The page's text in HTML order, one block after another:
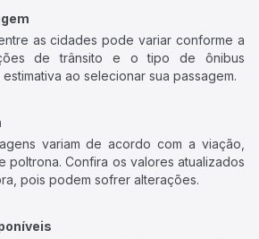
as cidades pode variar conforme a
de trânsito e o tipo de ônibus
ao selecionar sua passagem.
variam de acordo com a viação,
poltrona. Confira os valores atualizados
pois podem sofrer alterações.